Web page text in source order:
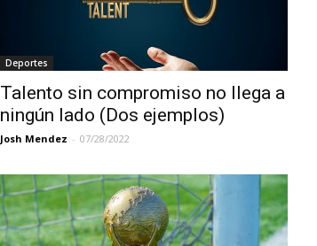
Deportes
Talento sin compromiso no llega a
ningún lado (Dos ejemplos)
Josh Mendez - 07/28/2022